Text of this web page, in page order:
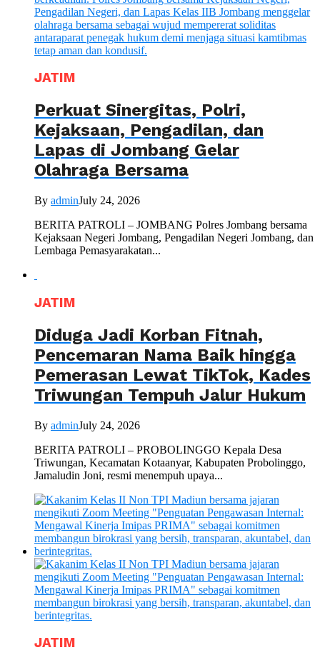
JATIM
Perkuat Sinergitas, Polri,
Kejaksaan, Pengadilan, dan
Lapas di Jombang Gelar
Olahraga Bersama
By adminJuly 24, 2026
BERITA PATROLI – JOMBANG Polres Jombang bersama
Kejaksaan Negeri Jombang, Pengadilan Negeri Jombang, dan
Lembaga Pemasyarakatan...
JATIM
Diduga Jadi Korban Fitnah,
Pencemaran Nama Baik hingga
Pemerasan Lewat TikTok, Kades
Triwungan Tempuh Jalur Hukum
By adminJuly 24, 2026
BERITA PATROLI – PROBOLINGGO Kepala Desa
Triwungan, Kecamatan Kotaanyar, Kabupaten Probolinggo,
Jamaludin Joni, resmi menempuh upaya...
JATIM